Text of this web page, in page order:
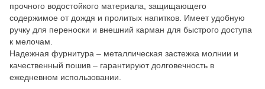
прочного водостойкого материала, защищающего
содержимое от дождя и пролитых напитков. Имеет удобную
ручку для переноски и внешний карман для быстрого доступа
к мелочам.
Надежная фурнитура – металлическая застежка молнии и
качественный пошив – гарантируют долговечность в
ежедневном использовании.